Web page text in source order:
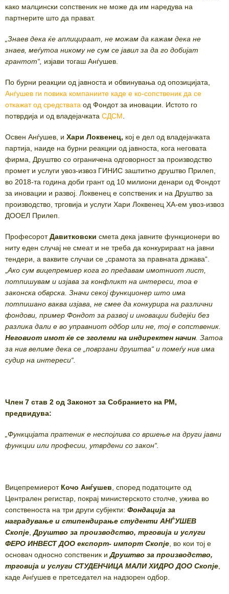
како малцински сопственик не може да им наредува на
партнерите што да прават.
„Знаев дека ќе аплицираат, не можам да кажам дека не
знаев, меѓутоа никому не сум се јавил за да го добијат
грантот“, изјави тогаш Анѓушев.
По бурни реакции од јавноста и обвинувања од опозицијата,
Анѓушев ги повика компаниите каде е ко-сопственик да се
откажат од средствата од Фондот за иновации. Истото го
потврдија и од владејачката СДСМ
Освен Анѓушев, и Хари Локвенец, кој е дел од владејачката
партија, наиде на бурни реакции од јавноста, кога неговата
фирма, Друштво со ограничена одговорност за производство
промет и услуги увоз-извоз ГИНИС заштитно друштво Прилеп,
во 2018-та година доби грант од 10 милиони денари од Фондот
за иновации и развој. Локвенец е сопственик и на Друштво за
производство, трговија и услуги Хари Локвенец ХА-ем увоз-извоз
ДООЕЛ Прилеп.
ПрофесоротДавитковски смета дека јавните функционери во
ниту еден случај не смеат и не треба да конкурираат на јавни
тендери, а ваквите случаи се „срамота за правната држава“.
Ако сум вицепремиер кога го предавам имотниот лист,
потпишувам и изјава за конфликт на интереси, тоа е
законска обврска. Значи секој функционер што има
потпишано ваква изјава, не смее да конкурира на различни
фондови, пример Фондот за развој и иновации бидејќи без
разлика дали е во управниот одбор или не, тој е сопственик.
Неговиот имот ќе се зголеми на индиректен начин . Затоа
за нив велиме дека се „поврзани друштва“ и помеѓу нив има
судир на интереси“.
Член 7 став 2 од Законот за Собранието на РМ,
предвидува:
„Функцијата пратеник е неспојлива со вршење на други јавни
функции или професии, утврдени со закон“.
Вицепремиерот Кочо Анѓушев , според податоците од
Централен регистар, покрај министерското столче, ужива во
сопственоста на три други субјекти: Фондација за
наградување и стипендирање студенти АНЃУШЕВ
Скопје ,Друштво за производство, трговија и услуги
ФЕРО ИНВЕСТ ДОО експорт- импорт Скопје , во кои тој е
основач односно сопственик иДруштво за производство,
трговија и услуги СТУДЕНЧИЦА МАЛИ ХИДРО ДОО Скопје
каде Анѓушев е претседател на надзорен одбор.